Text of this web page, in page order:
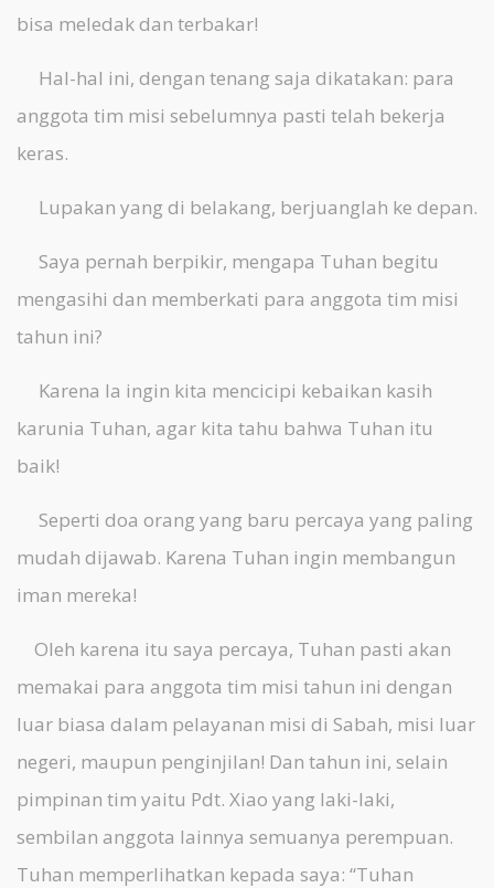
bisa meledak dan terbakar!
Hal-hal ini, dengan tenang saja dikatakan: para
anggota tim misi sebelumnya pasti telah bekerja
keras.
Lupakan yang di belakang, berjuanglah ke depan.
Saya pernah berpikir, mengapa Tuhan begitu
mengasihi dan memberkati para anggota tim misi
tahun ini?
Karena Ia ingin kita mencicipi kebaikan kasih
karunia Tuhan, agar kita tahu bahwa Tuhan itu
baik!
Seperti doa orang yang baru percaya yang paling
mudah dijawab. Karena Tuhan ingin membangun
iman mereka!
Oleh karena itu saya percaya, Tuhan pasti akan
memakai para anggota tim misi tahun ini dengan
luar biasa dalam pelayanan misi di Sabah, misi luar
negeri, maupun penginjilan! Dan tahun ini, selain
pimpinan tim yaitu Pdt. Xiao yang laki-laki,
sembilan anggota lainnya semuanya perempuan.
Tuhan memperlihatkan kepada saya: “Tuhan